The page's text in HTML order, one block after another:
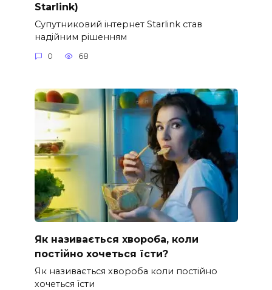
Starlink)
Супутниковий інтернет Starlink став
надійним рішенням
0 68
Як називається хвороба, коли
постійно хочеться їсти?
Як називається хвороба коли постійно
хочеться їсти